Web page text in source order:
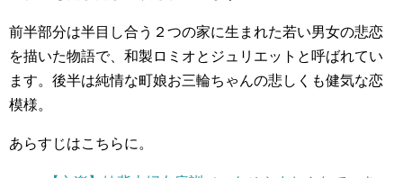
前半部分は半目し合う２つの家に生まれた若い男女の悲恋
を描いた物語で、和製ロミオとジュリエットと呼ばれてい
ます。後半は純情な町娘お三輪ちゃんの悲しくも健気な恋
模様。
あらすじはこちらに。